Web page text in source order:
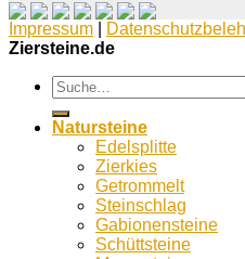
Impressum
Ziersteine.de
Suche
nach:
Natursteine
Edelsplitte
Zierkies
Getrommelt
Steinschlag
Gabionensteine
Schüttsteine